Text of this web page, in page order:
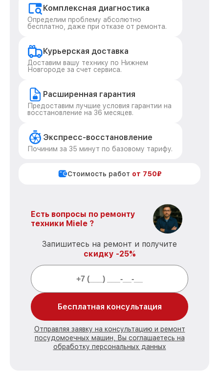
Комплексная диагностика
Определим проблему абсолютно
бесплатно, даже при отказе от ремонта.
Курьерская доставка
Доставим вашу технику по Нижнем
Новгороде за счет сервиса.
Расширенная гарантия
Предоставим лучшие условия гарантии на
восстановление на 36 месяцев.
Экспресс-восстановление
Починим за 35 минут по базовому тарифу.
Стоимость работ от 750₽
Есть вопросы по ремонту
техники Miele ?
Запишитесь на ремонт и получите
скидку -25%
Бесплатная консультация
Отправляя заявку на консультацию и ремонт
посудомоечных машин, Вы соглашаетесь на
обработку персональных данных